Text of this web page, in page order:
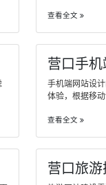
查看全文
营口手
手机端网站设
体验，根据移
查看全文
营口旅